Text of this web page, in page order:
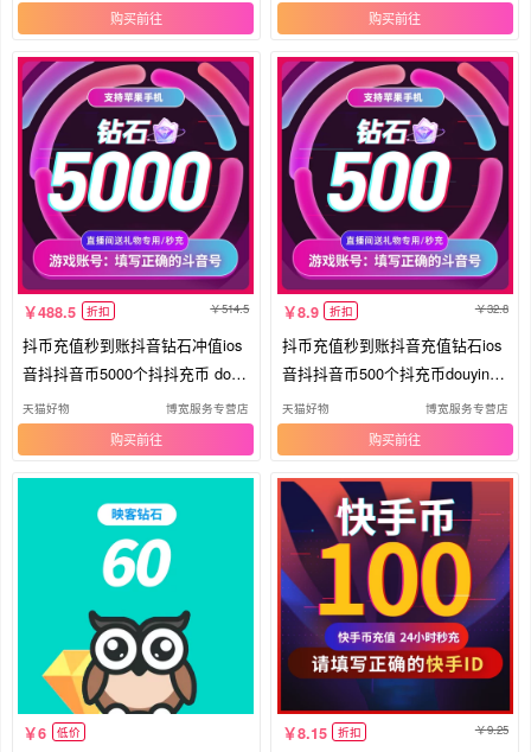
购买 购买
488.5 折扣 514.5
抖币充值秒到账抖音钻石冲值ios
音抖抖音币5000个抖抖充币 douy
in
天猫好物 博宽服务专营店
购买
8.9 折扣 32.8
抖币充值秒到账抖音充值钻石ios
音抖抖音币500个抖充币douyin抖
音
天猫好物 博宽服务专营店
购买
6 低价 8.15 折扣 9.25